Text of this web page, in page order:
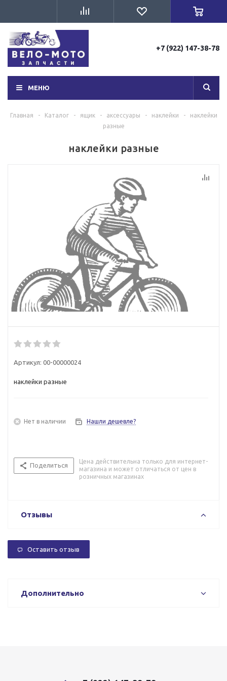
+7 (922) 147-38-78
МЕНЮ
Главная - Каталог - ящик - аксессуары - наклейки -
наклейки
разные
наклейки разные
Артикул: 00-00000024
наклейки разные
Нет в наличии Нашли дешевле?
Поделиться
Цена действительна только для интернет-
магазина и может отличаться от цен в
розничных магазинах
Отзывы
Оставить отзыв
Дополнительно